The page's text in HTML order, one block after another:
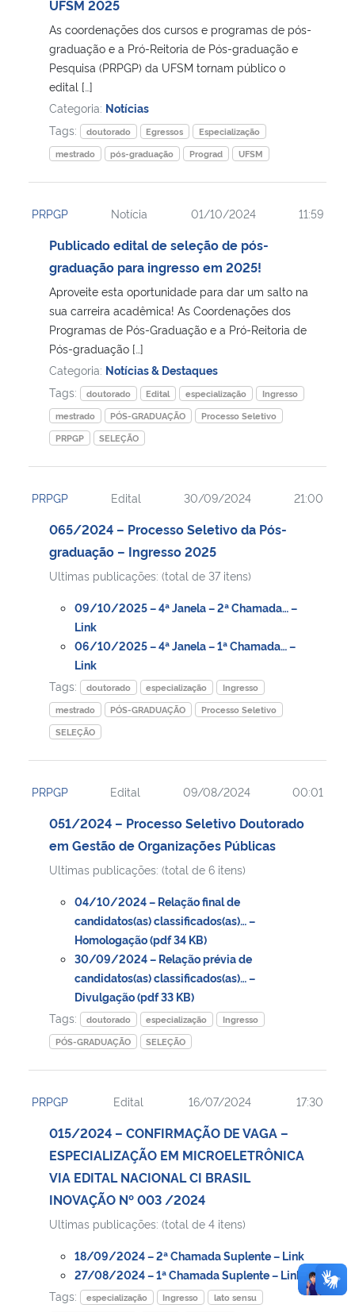
UFSM 2025
As coordenações dos cursos e programas de pós-
graduação e a Pró-Reitoria de Pós-graduação e
Pesquisa (PRPGP) da UFSM tornam público o
edital […]
Categoria: Notícias
Tags:
doutorado Egressos
Especialização
mestrado
pós-graduação Prograd UFSM
PRPGP Notícia 01/10/2024 11:59
Publicado edital de seleção de pós-
graduação para ingresso em 2025!
Aproveite esta oportunidade para dar um salto na
sua carreira acadêmica! As Coordenações dos
Programas de Pós-Graduação e a Pró-Reitoria de
Pós-graduação […]
Categoria: Notícias & Destaques
Tags:
doutorado Edital especialização
Ingresso
mestrado
PÓS-GRADUAÇÃO
Processo Seletivo
PRPGP
SELEÇÃO
PRPGP Edital 30/09/2024 21:00
065/2024 – Processo Seletivo da Pós-
graduação – Ingresso 2025
Ultimas publicações: (total de 37 itens)
09/10/2025 – 4ª Janela – 2ª Chamada… –
Link
06/10/2025 – 4ª Janela – 1ª Chamada… –
Link
Tags:
doutorado especialização
Ingresso
mestrado
PÓS-GRADUAÇÃO
Processo Seletivo
SELEÇÃO
PRPGP Edital 09/08/2024 00:01
051/2024 – Processo Seletivo Doutorado
em Gestão de Organizações Públicas
Ultimas publicações: (total de 6 itens)
04/10/2024 – Relação final de
candidatos(as) classificados(as)… –
Homologação (pdf 34 KB)
30/09/2024 – Relação prévia de
candidatos(as) classificados(as)… –
Divulgação (pdf 33 KB)
Tags:
doutorado especialização
Ingresso
PÓS-GRADUAÇÃO
SELEÇÃO
PRPGP Edital 16/07/2024 17:30
015/2024 – CONFIRMAÇÃO DE VAGA –
ESPECIALIZAÇÃO EM MICROELETRÔNICA
VIA EDITAL NACIONAL CI BRASIL
INOVAÇÃO Nº 003 /2024
Ultimas publicações: (total de 4 itens)
18/09/2024 – 2ª Chamada Suplente – Link
27/08/2024 – 1ª Chamada Suplente – Link
Tags:
especialização Ingresso
lato sensu